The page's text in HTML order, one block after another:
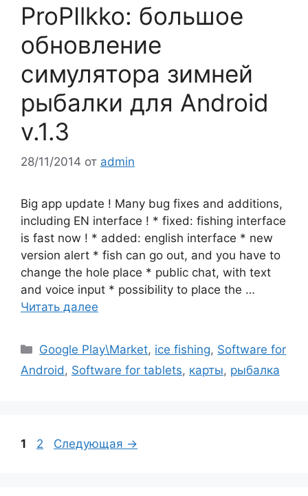
ProPIlkko: большое
обновление
симулятора зимней
рыбалки для Android
v.1.3
28/11/2014 от admin
Big app update ! Many bug fixes and additions,
including EN interface ! * fixed: fishing interface
is fast now ! * added: english interface * new
version alert * fish can go out, and you have to
change the hole place * public chat, with text
and voice input * possibility to place the …
Читать далее
Рубрики
Google Play\Market, ice fishing, Software for
Android, Software for tablets, карты, рыбалка
Страница
1 Страница
2 Следующая →